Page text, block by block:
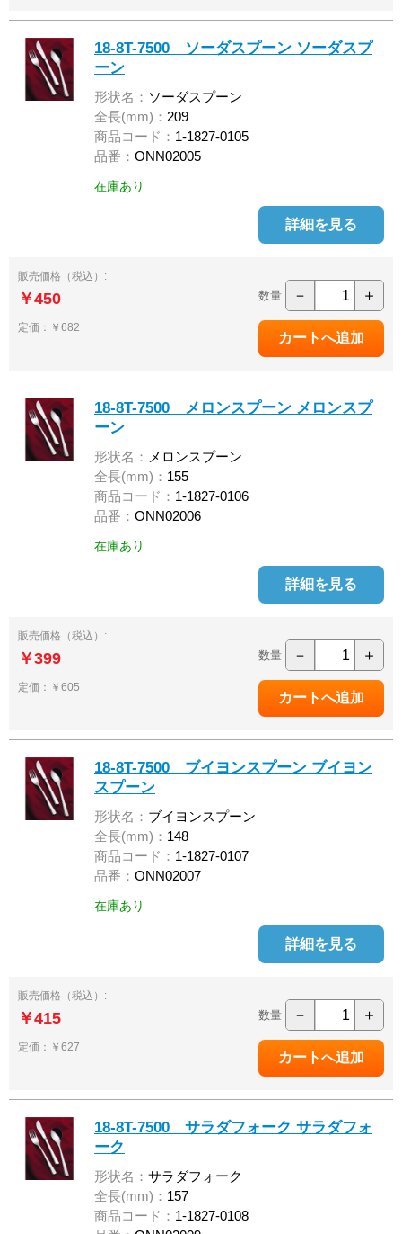
18-8T-7500 ソーダスプーン ソーダスプ
ーン
形状名： ソーダスプーン
全長(mm)： 209
商品コード： 1-1827-0105
品番： ONN02005
在庫あり
詳細を見る
販売価格（税込）:
￥450
定価：￥682
数量 － ＋
18-8T-7500 メロンスプーン メロンスプ
ーン
形状名： メロンスプーン
全長(mm)： 155
商品コード： 1-1827-0106
品番： ONN02006
在庫あり
詳細を見る
販売価格（税込）:
￥399
定価：￥605
数量 － ＋
18-8T-7500 ブイヨンスプーン ブイヨン
スプーン
形状名： ブイヨンスプーン
全長(mm)： 148
商品コード： 1-1827-0107
品番： ONN02007
在庫あり
詳細を見る
販売価格（税込）:
￥415
定価：￥627
数量 － ＋
18-8T-7500 サラダフォーク サラダフォ
ーク
形状名： サラダフォーク
全長(mm)： 157
商品コード： 1-1827-0108